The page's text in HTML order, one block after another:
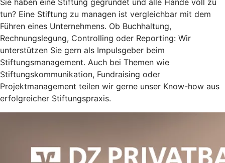
tun? Eine Stiftung zu managen ist vergleichbar mit dem
Führen eines Unternehmens. Ob Buchhaltung,
Rechnungslegung, Controlling oder Reporting: Wir
unterstützen Sie gern als Impulsgeber beim
Stiftungsmanagement. Auch bei Themen wie
Stiftungskommunikation, Fundraising oder
Projektmanagement teilen wir gerne unser Know-how aus
erfolgreicher Stiftungspraxis.